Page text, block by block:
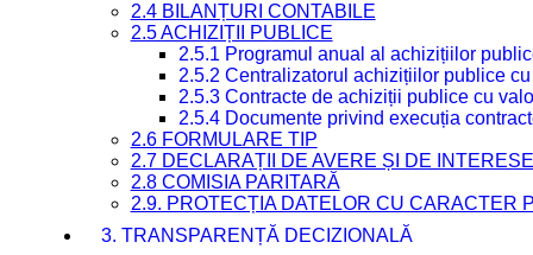
2.4 BILANȚURI CONTABILE
2.5 ACHIZIȚII PUBLICE
2.5.1 Programul anual al achizițiilor
2.5.2 Centralizatorul achizițiilor publice
2.5.3 Contracte de achiziții publice cu
2.5.4 Documente privind execuția
2.6 FORMULARE TIP
2.7 DECLARAȚII DE AVERE ȘI DE INTERESE
2.8 COMISIA PARITARĂ
2.9. PROTECȚIA DATELOR CU CARACTER
3. TRANSPARENȚĂ DECIZIONALĂ